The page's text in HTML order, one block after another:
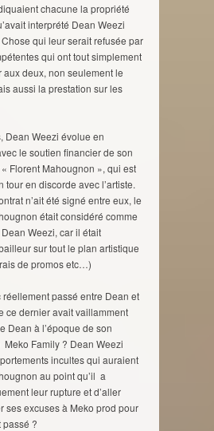
chacune la propriété
interprété Dean Weezi
qui leur serait refusée par
qui ont tout simplement
deux, non seulement le
aussi la prestation sur les
Dean Weezi évolue en
le soutien financier de son
Florent Mahougnon », qui est
tour en discorde avec l’artiste.
n’ait été signé entre eux, le
était considéré comme
Weezi, car il était
sur tout le plan artistique
de promos etc…)
réellement passé entre Dean et
ce dernier avait vaillamment
Dean à l’époque de son
Family ? Dean Weezi
incultes qui auraient
au point qu’il a
leur rupture et d’aller
ses excuses à Meko prod pour
passé ?